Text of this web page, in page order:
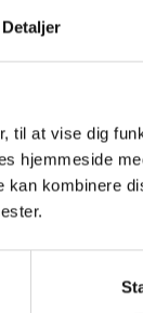
Detaljer
til at vise dig
hjemmeside
kombinere
og give dig en
på dine data og